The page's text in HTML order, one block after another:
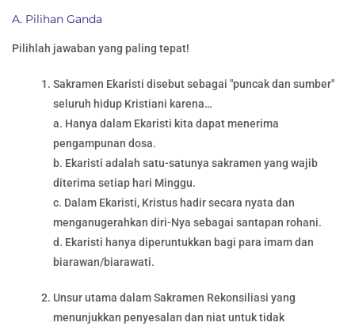
A. Pilihan Ganda
Pilihlah jawaban yang paling tepat!
Sakramen Ekaristi disebut sebagai "puncak dan sumber"
seluruh hidup Kristiani karena…
a. Hanya dalam Ekaristi kita dapat menerima
pengampunan dosa.
b. Ekaristi adalah satu-satunya sakramen yang wajib
diterima setiap hari Minggu.
c. Dalam Ekaristi, Kristus hadir secara nyata dan
menganugerahkan diri-Nya sebagai santapan rohani.
d. Ekaristi hanya diperuntukkan bagi para imam dan
biarawan/biarawati.
Unsur utama dalam Sakramen Rekonsiliasi yang
menunjukkan penyesalan dan niat untuk tidak